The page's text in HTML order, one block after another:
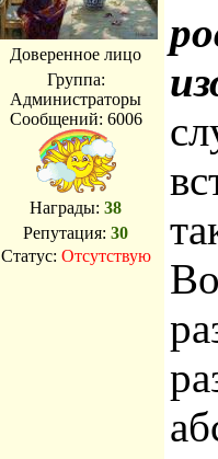
Доверенное лицо
Группа:
Администраторы
Сообщений: 6006
Награды: 38
Репутация: 30
Статус: Отсутствую